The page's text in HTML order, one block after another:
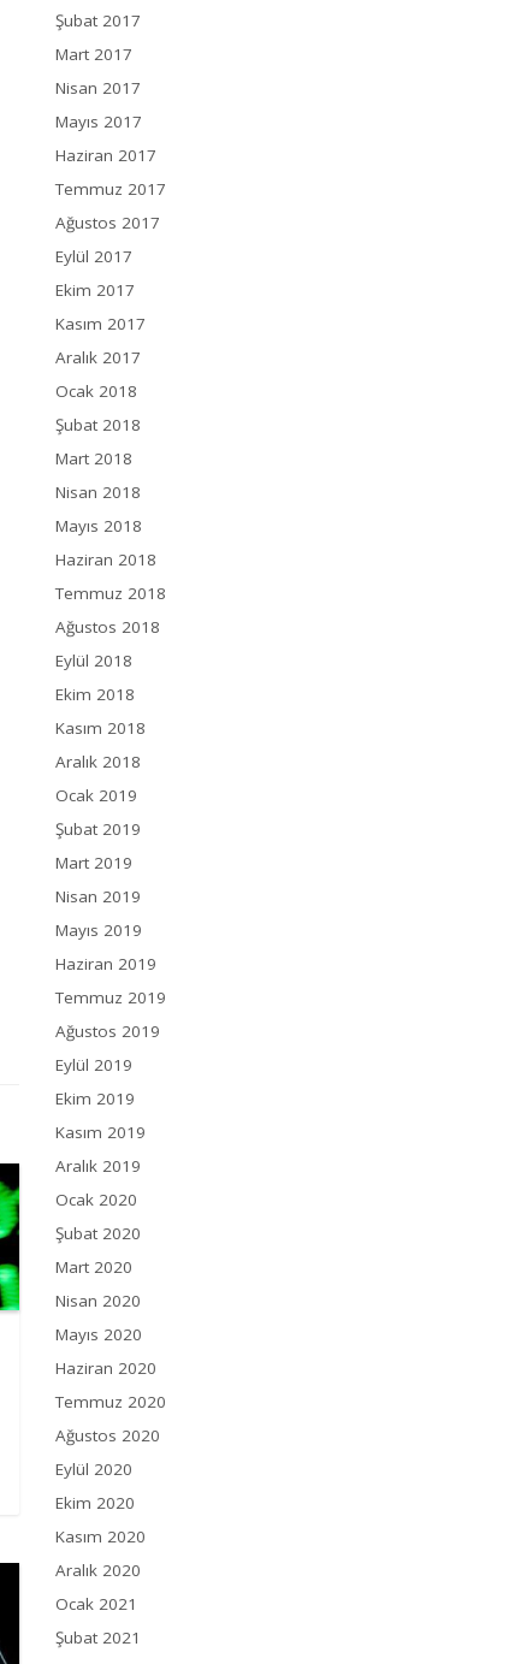
Şubat 2017
Mart 2017
Nisan 2017
Mayıs 2017
Haziran 2017
Temmuz 2017
Ağustos 2017
Eylül 2017
Ekim 2017
Kasım 2017
Aralık 2017
Ocak 2018
Şubat 2018
Mart 2018
Nisan 2018
Mayıs 2018
Haziran 2018
Temmuz 2018
Ağustos 2018
Eylül 2018
Ekim 2018
Kasım 2018
Aralık 2018
Ocak 2019
Şubat 2019
Mart 2019
Nisan 2019
Mayıs 2019
Haziran 2019
Temmuz 2019
Ağustos 2019
Eylül 2019
Ekim 2019
Kasım 2019
Aralık 2019
Ocak 2020
Şubat 2020
Mart 2020
Nisan 2020
Mayıs 2020
Haziran 2020
Temmuz 2020
Ağustos 2020
Eylül 2020
Ekim 2020
Kasım 2020
Aralık 2020
Ocak 2021
Şubat 2021